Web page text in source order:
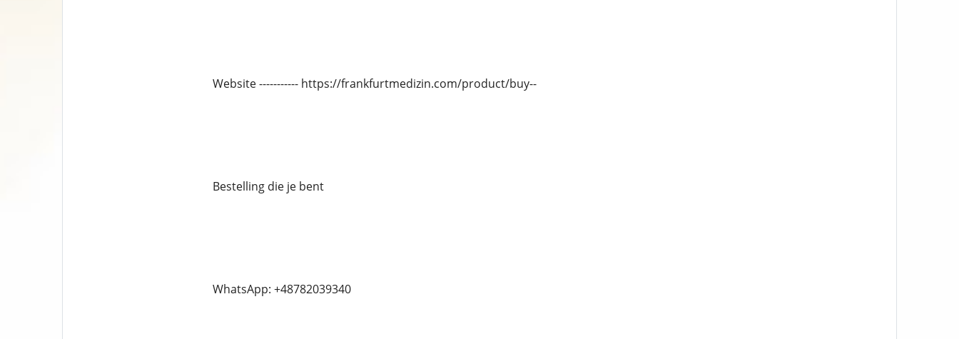
Website ----------- https://frankfurtmedizin.com/product/buy--
Bestelling die je bent
WhatsApp: +48782039340